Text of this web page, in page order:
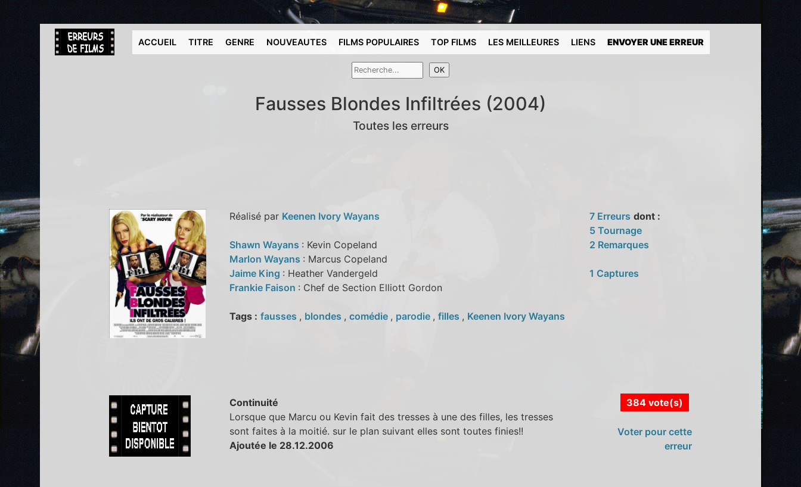
ACCUEIL TITRE GENRE NOUVEAUTES FILMS POPULAIRES TOP FILMS LES MEILLEURES LIENS ENVOYER UNE ERREUR
Fausses Blondes Infiltrées (2004)
Toutes les erreurs
Réalisé par Keenen Ivory Wayans
Shawn Wayans : Kevin Copeland
Marlon Wayans : Marcus Copeland
Jaime King : Heather Vandergeld
Frankie Faison : Chef de Section Elliott Gordon
Tags : fausses , blondes , comédie , parodie , filles , Keenen Ivory Wayans
7 Erreurs dont :
5 Tournage
2 Remarques
1 Captures
Continuité
Lorsque que Marcu ou Kevin fait des tresses à une des filles, les tresses
sont faites à la moitié. sur le plan suivant elles sont toutes finies!!
Ajoutée le 28.12.2006
384 vote(s)
Voter pour cette
erreur